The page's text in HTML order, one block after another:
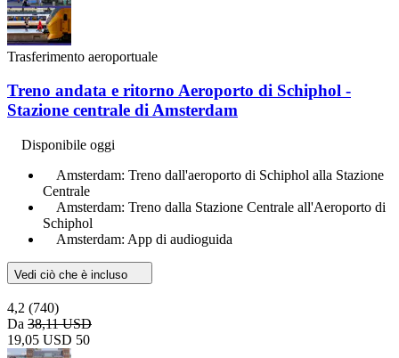
Trasferimento aeroportuale
Treno andata e ritorno Aeroporto di Schiphol -
Stazione centrale di Amsterdam
Disponibile oggi
Amsterdam: Treno dall'aeroporto di Schiphol alla Stazione
Centrale
Amsterdam: Treno dalla Stazione Centrale all'Aeroporto di
Schiphol
Amsterdam: App di audioguida
Vedi ciò che è incluso
4,2 (740)
Da 38,11 USD
19,05 USD 50